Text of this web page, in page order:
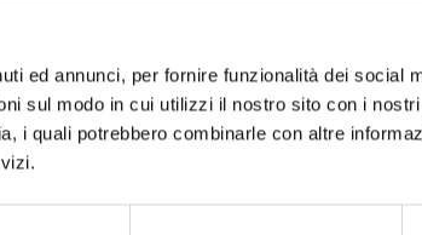
ed annunci, per fornire funzionalità dei social
sul modo in cui utilizzi il nostro sito con i
i quali potrebbero combinarle con altre